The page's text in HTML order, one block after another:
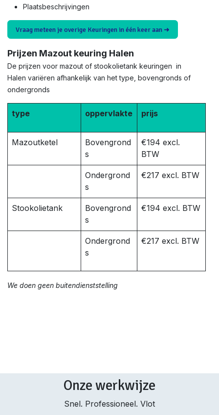
Plaatsbeschrijvingen
Vraag meteen je overige Keuringen in één keer aan ➜
Prijzen Mazout keuring Halen
De prijzen voor mazout of stookolietank keuringen in
Halen variëren afhankelijk van het type, bovengronds of
ondergronds
type oppervlakte prijs
Mazoutketel
Bovengrond
s
€194 excl.
BTW
Ondergrond
s
€217 excl. BTW
Stookolietank
Bovengrond
s
€194 excl. BTW
Ondergrond
s
€217 excl. BTW
We doen geen buitendienststelling
Onze werkwijze
Snel. Professioneel. Vlot